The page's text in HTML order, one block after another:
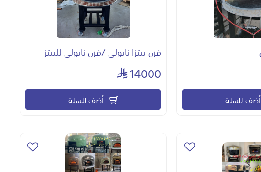
أضف للسلة
فرن بيتزا نابولي /فرن نابولي للبيتزا
14000
أضف للسلة